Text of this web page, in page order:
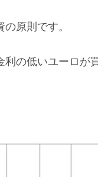
原則です。
の低いユーロが